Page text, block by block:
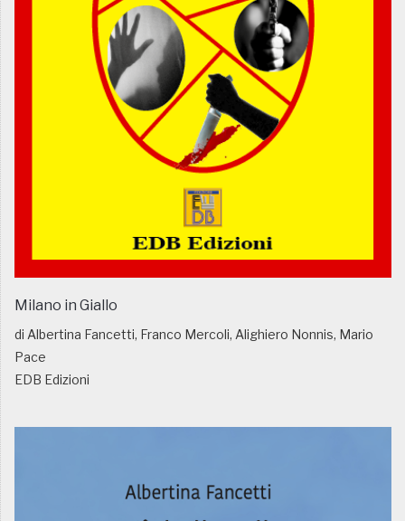
Milano in Giallo
di Albertina Fancetti, Franco Mercoli, Alighiero Nonnis, Mario
Pace
EDB Edizioni